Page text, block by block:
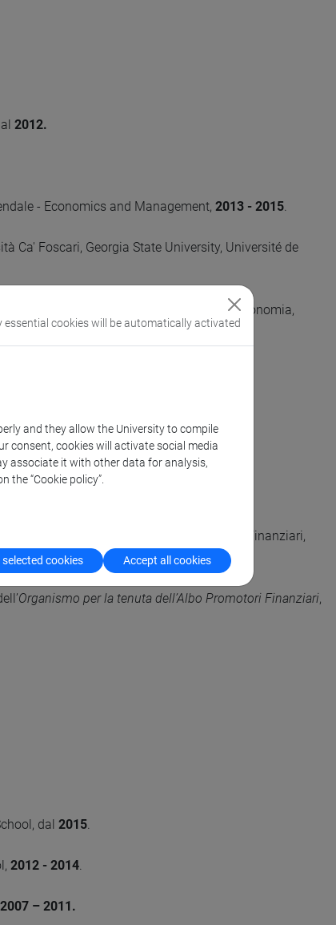
2012.
- Economics and Management, 2013 - 2015.
Ca' Foscari, Georgia State University, Université de
promosso dalla Scuola Superiore di Economia,
Aziendale), dal2010.
per l’iscrizione all’Albo dei Promotori Finanziari,
Organismo per la tenuta dell’Albo Promotori Finanziari,
dal 2015.
2012 - 2014.
2007 – 2011.
essential cookies will be automatically activated
and they allow the University to compile
consent, cookies will activate social media
associate it with other data for analysis,
the “Cookie policy”.
cookies Accept all cookies